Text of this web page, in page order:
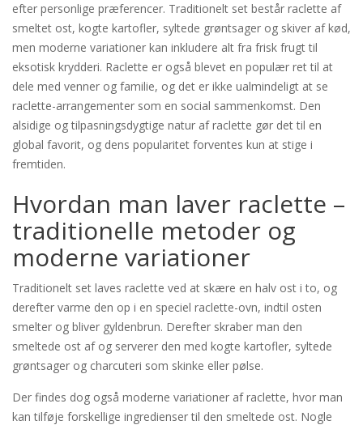
efter personlige præferencer. Traditionelt set består raclette af
smeltet ost, kogte kartofler, syltede grøntsager og skiver af kød,
men moderne variationer kan inkludere alt fra frisk frugt til
eksotisk krydderi. Raclette er også blevet en populær ret til at
dele med venner og familie, og det er ikke ualmindeligt at se
raclette-arrangementer som en social sammenkomst. Den
alsidige og tilpasningsdygtige natur af raclette gør det til en
global favorit, og dens popularitet forventes kun at stige i
fremtiden.
Hvordan man laver raclette –
traditionelle metoder og
moderne variationer
Traditionelt set laves raclette ved at skære en halv ost i to, og
derefter varme den op i en speciel raclette-ovn, indtil osten
smelter og bliver gyldenbrun. Derefter skraber man den
smeltede ost af og serverer den med kogte kartofler, syltede
grøntsager og charcuteri som skinke eller pølse.
Der findes dog også moderne variationer af raclette, hvor man
kan tilføje forskellige ingredienser til den smeltede ost. Nogle